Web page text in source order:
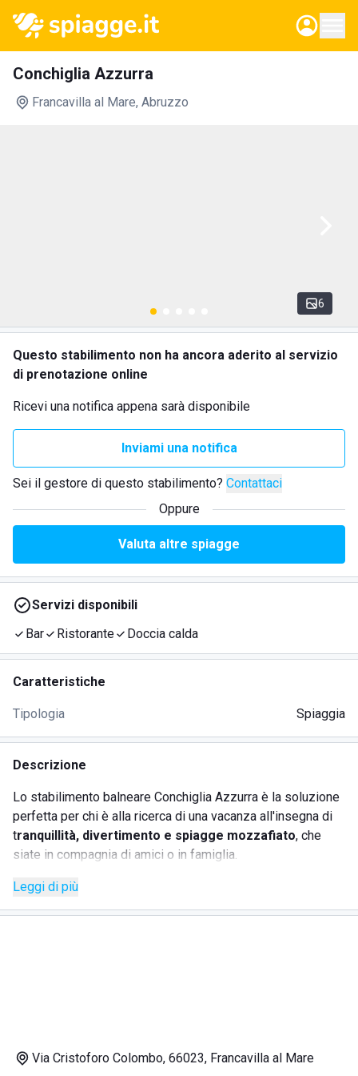
Conchiglia Azzurra
Francavilla al Mare, Abruzzo
6
Questo stabilimento non ha ancora aderito al servizio
di prenotazione online
Ricevi una notifica appena sarà disponibile
Inviami una notifica
Sei il gestore di questo stabilimento? Contattaci
Oppure
Valuta altre spiagge
Servizi disponibili
Bar
Ristorante Doccia calda
Caratteristiche
Tipologia Spiaggia
Descrizione
Lo stabilimento balneare Conchiglia Azzurra è la soluzione
perfetta per chi è alla ricerca di una vacanza all'insegna di
tranquillità, divertimento e spiagge mozzafiato, che
siate in compagnia di amici o in famiglia.
ed ombrelloni, docce calde e fredde, animazione
divertimento assicurato,barmolto fornito, per iniziare la
DOVE SI TROVA LO STABILIMENTO BALNEARE
Leggi di più
Via Cristoforo Colombo, 66023, Francavilla al Mare